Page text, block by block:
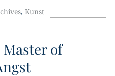
, Kunst
Master of